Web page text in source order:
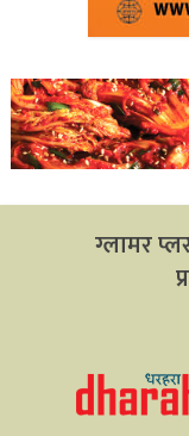
ग्लामर